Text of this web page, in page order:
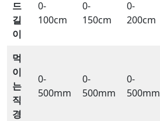
드
길
이
0-
100cm
0-
150cm
0-
200cm
먹
이
는
직
경
0-
500mm
0-
500mm
0-
500mm